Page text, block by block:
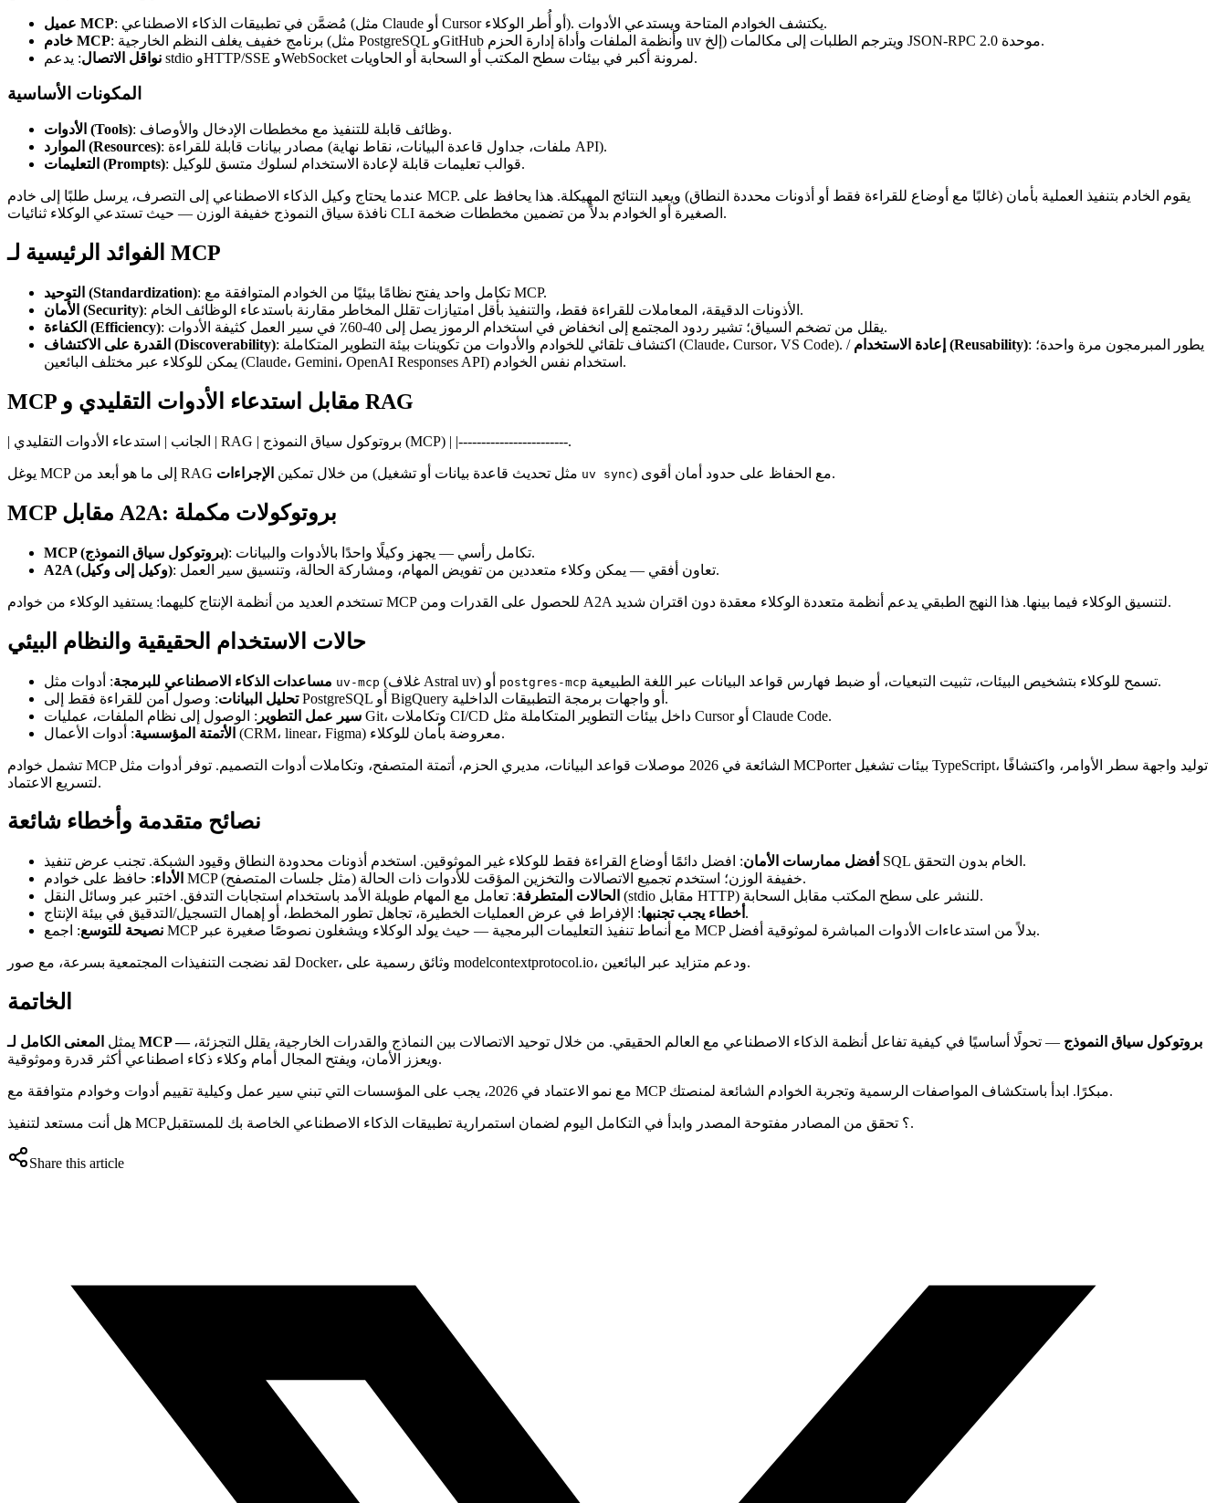
عميل MCP
: مُضمَّن في تطبيقات الذكاء الاصطناعي (مثل Claude أو Cursor أو أُطر الوكلاء). يكتشف الخوادم المتاحة ويستدعي الأدوات.
خادم MCP
: برنامج خفيف يغلف النظم الخارجية (مثل PostgreSQL وGitHub وأنظمة الملفات وأداة إدارة الحزم uv إلخ) ويترجم الطلبات إلى مكالمات JSON-RPC 2.0 موحدة.
نواقل الاتصال
: يدعم stdio وHTTP/SSE وWebSocket لمرونة أكبر في بيئات سطح المكتب أو السحابة أو الحاويات.
المكونات الأساسية
الأدوات (Tools)
: وظائف قابلة للتنفيذ مع مخططات الإدخال والأوصاف.
الموارد (Resources)
: مصادر بيانات قابلة للقراءة (ملفات، جداول قاعدة البيانات، نقاط نهاية API).
التعليمات (Prompts)
: قوالب تعليمات قابلة لإعادة الاستخدام لسلوك متسق للوكيل.
عندما يحتاج وكيل الذكاء الاصطناعي إلى التصرف، يرسل طلبًا إلى خادم MCP. يقوم الخادم بتنفيذ العملية بأمان (غالبًا مع أوضاع للقراءة فقط أو أذونات محددة النطاق) ويعيد النتائج المهيكلة. هذا يحافظ على
نافذة سياق النموذج خفيفة الوزن — حيث تستدعي الوكلاء ثنائيات CLI الصغيرة أو الخوادم بدلاً من تضمين مخططات ضخمة.
الفوائد الرئيسية لـ MCP
التوحيد (Standardization)
: تكامل واحد يفتح نظامًا بيئيًا من الخوادم المتوافقة مع MCP.
الأمان (Security)
: الأذونات الدقيقة، المعاملات للقراءة فقط، والتنفيذ بأقل امتيازات تقلل المخاطر مقارنة باستدعاء الوظائف الخام.
الكفاءة (Efficiency)
: يقلل من تضخم السياق؛ تشير ردود المجتمع إلى انخفاض في استخدام الرموز يصل إلى 40-60٪ في سير العمل كثيفة الأدوات.
القدرة على الاكتشاف (Discoverability)
: اكتشاف تلقائي للخوادم والأدوات من تكوينات بيئة التطوير المتكاملة (Claude، Cursor، VS Code). / إعادة الاستخدام (Reusability): يطور المبرمجون مرة واحدة؛
يمكن للوكلاء عبر مختلف البائعين (Claude، Gemini، OpenAI Responses API) استخدام نفس الخوادم.
MCP مقابل استدعاء الأدوات التقليدي و RAG
| الجانب | استدعاء الأدوات التقليدي | RAG | بروتوكول سياق النموذج (MCP) | |------------------------.
يوغل MCP إلى ما هو أبعد من RAG من خلال تمكين الإجراءات uv sync ) مع الحفاظ على حدود أمان أقوى.
MCP مقابل A2A: بروتوكولات مكملة
MCP (بروتوكول سياق النموذج)
: تكامل رأسي — يجهز وكيلًا واحدًا بالأدوات والبيانات.
A2A (وكيل إلى وكيل)
: تعاون أفقي — يمكن وكلاء متعددين من تفويض المهام، ومشاركة الحالة، وتنسيق سير العمل.
تستخدم العديد من أنظمة الإنتاج كليهما: يستفيد الوكلاء من خوادم MCP للحصول على القدرات ومن A2A لتنسيق الوكلاء فيما بينها. هذا النهج الطبقي يدعم أنظمة متعددة الوكلاء معقدة دون اقتران شديد.
حالات الاستخدام الحقيقية والنظام البيئي
مساعدات الذكاء الاصطناعي للبرمجة uv-mcp postgres-mcp
تسمح للوكلاء بتشخيص البيئات، تثبيت التبعيات، أو ضبط فهارس قواعد البيانات عبر اللغة الطبيعية.
تحليل البيانات
: وصول آمن للقراءة فقط إلى PostgreSQL أو BigQuery أو واجهات برمجة التطبيقات الداخلية.
سير عمل التطوير
: الوصول إلى نظام الملفات، عمليات Git، وتكاملات CI/CD داخل بيئات التطوير المتكاملة مثل Cursor أو Claude Code.
الأتمتة المؤسسية
: أدوات الأعمال (CRM، linear، Figma) معروضة بأمان للوكلاء.
تشمل خوادم MCP الشائعة في 2026 موصلات قواعد البيانات، مديري الحزم، أتمتة المتصفح، وتكاملات أدوات التصميم. توفر أدوات مثل MCPorter بيئات تشغيل TypeScript، توليد واجهة سطر الأوامر، واكتشافًا
لتسريع الاعتماد.
نصائح متقدمة وأخطاء شائعة
أفضل ممارسات الأمان
: افضل دائمًا أوضاع القراءة فقط للوكلاء غير الموثوقين. استخدم أذونات محدودة النطاق وقيود الشبكة. تجنب عرض تنفيذ SQL الخام بدون التحقق.
الأداء
: حافظ على خوادم MCP خفيفة الوزن؛ استخدم تجميع الاتصالات والتخزين المؤقت للأدوات ذات الحالة (مثل جلسات المتصفح).
الحالات المتطرفة
: تعامل مع المهام طويلة الأمد باستخدام استجابات التدفق. اختبر عبر وسائل النقل (stdio مقابل HTTP) للنشر على سطح المكتب مقابل السحابة.
أخطاء يجب تجنبها : الإفراط في عرض العمليات الخطيرة، تجاهل تطور المخطط، أو إهمال التسجيل/التدقيق في بيئة الإنتاج.
نصيحة للتوسع
: اجمع MCP مع أنماط تنفيذ التعليمات البرمجية — حيث يولد الوكلاء ويشغلون نصوصًا صغيرة عبر MCP بدلاً من استدعاءات الأدوات المباشرة لموثوقية أفضل.
لقد نضجت التنفيذات المجتمعية بسرعة، مع صور Docker، وثائق رسمية على modelcontextprotocol.io، ودعم متزايد عبر البائعين.
الخاتمة
يمثل المعنى الكامل لـ MCP — بروتوكول سياق النموذج — تحولًا أساسيًا في كيفية تفاعل أنظمة الذكاء الاصطناعي مع العالم الحقيقي. من خلال توحيد الاتصالات بين النماذج والقدرات الخارجية، يقلل التجزئة،
ويعزز الأمان، ويفتح المجال أمام وكلاء ذكاء اصطناعي أكثر قدرة وموثوقية.
مع نمو الاعتماد في 2026، يجب على المؤسسات التي تبني سير عمل وكيلية تقييم أدوات وخوادم متوافقة مع MCP مبكرًا. ابدأ باستكشاف المواصفات الرسمية وتجربة الخوادم الشائعة لمنصتك.
هل أنت مستعد لتنفيذ MCP؟ تحقق من المصادر مفتوحة المصدر وابدأ في التكامل اليوم لضمان استمرارية تطبيقات الذكاء الاصطناعي الخاصة بك للمستقبل.
Share this article